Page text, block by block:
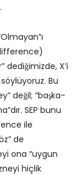
dediğimizde, X’i
Bu
değil; “başka-
SEP bunu
ile
de
ona “uygun
hiçlik